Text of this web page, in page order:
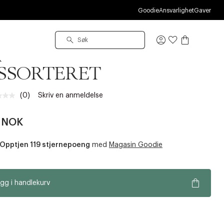
GoodieAnsvarlighetGaver
Logg
Elemental Plush
Ingen
sidelenke.
(0) Skriv en anmeldelse
NOK
Opptjen 119 stjernepoeng med Magasin Goodie
i handlekurv